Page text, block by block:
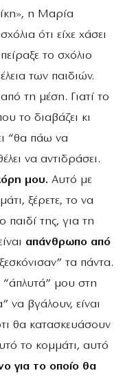
η Μαρία
ότι είχε χάσει
το σχόλιο
των παιδιών.
τη μέση. Γιατί το
το διαβάζει κι
“θα πάω να
να αντιδράσει.
μου. Αυτό με
ξέρετε, το να
παιδί της, για τη
απάνθρωπο από
τα πάντα.
μου στη
να βγάλουν, είναι
θα κατασκευάσουν
το κομμάτι, αυτό
για το οποίο θα